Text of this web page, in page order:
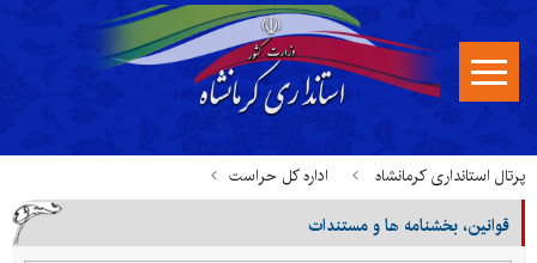
پرتال استانداری کرمانشاه اداره کل حراست
قوانین، بخشنامه ها و مستندات
قوانین، بخشنامه ها و مستندات